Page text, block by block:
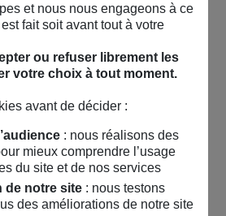
et nous nous engageons à ce
fait soit avant tout à votre
ou refuser librement les
votre choix à tout moment.
avant de décider :
: nous réalisons des
mieux comprendre l’usage
du site et de nos services
de notre site: nous testons
des améliorations de notre site